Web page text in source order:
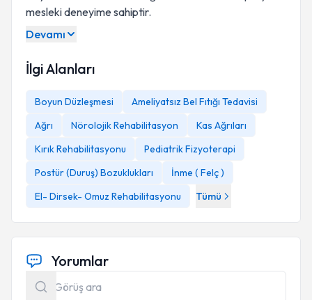
mesleki deneyime sahiptir.
Devamı
İlgi Alanları
Boyun Düzleşmesi
Ameliyatsız Bel Fıtığı Tedavisi
Ağrı
Nörolojik Rehabilitasyon
Kas Ağrıları
Kırık Rehabilitasyonu
Pediatrik Fizyoterapi
Postür (Duruş) Bozuklukları
İnme ( Felç )
El- Dirsek- Omuz Rehabilitasyonu
Tümü
Yorumlar